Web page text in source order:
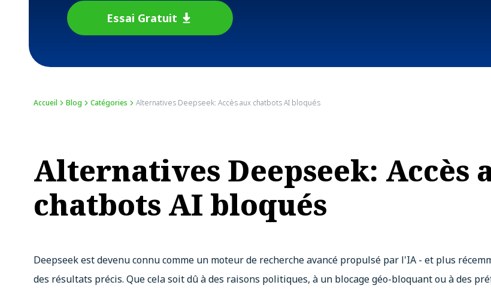
Essai Gratuit
Accueil Blog Catégories Alternatives Deepseek: Accès aux chatbots AI bloqués
Alternatives Deepseek: Accès
chatbots AI bloqués
Deepseek est devenu connu comme un moteur de recherche avancé propulsé par l'IA - et plus
des résultats précis. Que cela soit dû à des raisons politiques, à un blocage géo-bloquant ou à des